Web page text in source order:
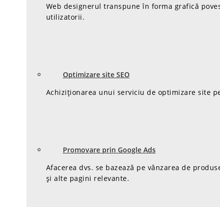
Web designerul transpune în forma grafică
utilizatorii.
Optimizare site SEO
Achiziționarea unui serviciu de optimizare site
Promovare prin Google Ads
Afacerea dvs. se bazează pe vânzarea de
și alte pagini relevante.